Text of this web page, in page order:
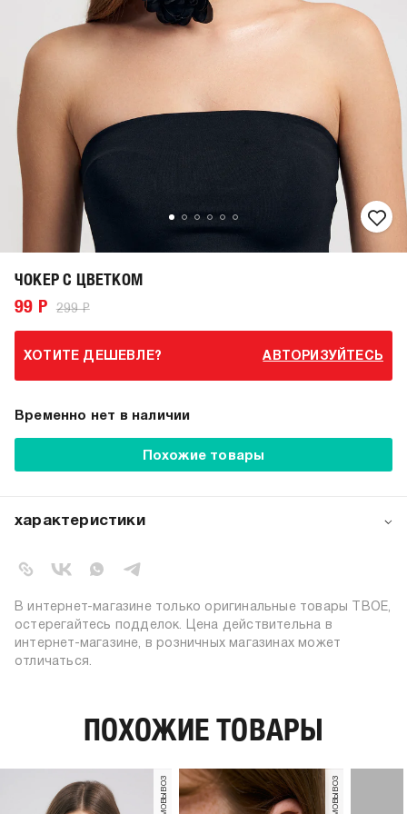
ЧОКЕР С ЦВЕТКОМ
99 Р 299 Р
ХОТИТЕ ДЕШЕВЛЕ? АВТОРИЗУЙТЕСЬ
Временно нет в наличии
Похожие товары
характеристики
коллекция:
вид застежки:
завязки
цвет:
черный
состав:
90% полиэстер, 10% железо
В интернет-магазине только оригинальные товары ТВОЕ,
остерегайтесь подделок. Цена действительна в
интернет-магазине, в розничных магазинах может
отличаться.
ПОХОЖИЕ ТОВАРЫ